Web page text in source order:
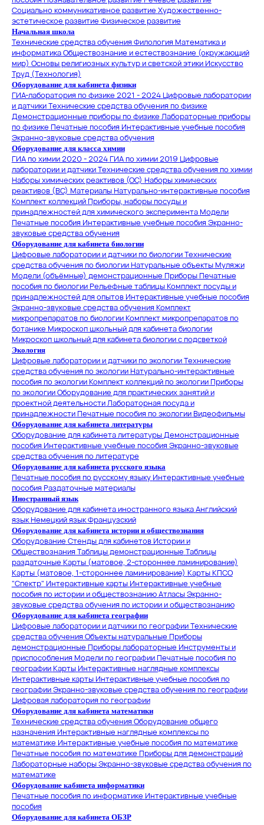
Социально коммуникативное развитие Художественно-
эстетическое развитие Физическое развитие
Начальная школа
Технические средства обученияФилологияМатематика и
информатикаОбществознание и естествознание (окружающий
мир) Основы религиозных культур и светской этики Искусство
Труд (Технология)
Оборудование для кабинета физики
ГИА-лаборатория по физике 2021 - 2024Цифровые лаборатории
и датчикиТехнические средства обучения по физике
Демонстрационные приборы по физике Лабораторные приборы
по физике Печатные пособия Интерактивные учебные пособия
Экранно-звуковые средства обучения
Оборудование для класса химии
ГИА по химии 2020 - 2024ГИА по химии 2019 Цифровые
лаборатории и датчикиТехнические средства обучения по химии
Наборы химических реактивов (ОС) Наборы химических
реактивов (ВС) МатериалыНатурально-интерактивные пособия
Комплект коллекцийПриборы, наборы посуды и
принадлежностей для химического экспериментаМодели
Печатные пособия Интерактивные учебные пособияЭкранно-
звуковые средства обучения
Оборудование для кабинета биологии
Цифровые лаборатории и датчики по биологииТехнические
средства обучения по биологииНатуральные объектыМуляжи
Модели (объёмные) демонстрационные ПриборыПечатные
пособия по биологииРельефные таблицыКомплект посуды и
принадлежностей для опытов Интерактивные учебные пособия
Экранно-звуковые средства обученияКомплект
микропрепаратов по биологииКомплект микропрепаратов по
ботанике Микроскоп школьный для кабинета биологии
Микроскоп школьный для кабинета биологии с подсветкой
Экология
Цифровые лаборатории и датчики по экологииТехнические
средства обучения по экологииНатурально-интерактивные
пособия по экологииКомплект коллекций по экологииПриборы
по экологииОборудование для практических занятий и
проектной деятельностиЛабораторная посуда и
принадлежностиПечатные пособия по экологииВидеофильмы
Оборудование для кабинета литературы
Оборудование для кабинета литературыДемонстрационные
пособия Интерактивные учебные пособияЭкранно-звуковые
средства обучения по литературе
Оборудование для кабинета русского языка
Печатные пособия по русскому языку Интерактивные учебные
пособияРаздаточные материалы
Иностранный язык
Оборудование для кабинета иностранного языкаАнглийский
языкНемецкий языкФранцузский
Оборудование для кабинета истории и обществознания
Оборудование Стенды для кабинетов Истории и
ОбществознанияТаблицы демонстрационные Таблицы
раздаточные Карты (матовое, 2-стороннее ламинирование)
Карты (матовое, 1-стороннее ламинирование) Карты КПСО
"Спектр" Интерактивные карты Интерактивные учебные
пособия по истории и обществознаниюАтласыЭкранно-
звуковые средства обучения по истории и обществознанию
Оборудование для кабинета географии
Цифровые лаборатории и датчики по географииТехнические
средства обученияОбъекты натуральные Приборы
демонстрационные Приборы лабораторные Инструменты и
приспособленияМодели по географииПечатные пособия по
географииКарты Интерактивные наглядные комплексы
Интерактивные карты Интерактивные учебные пособия по
географииЭкранно-звуковые средства обучения по географии
Цифровая лаборатория по географии
Оборудование для кабинета математики
Технические средства обученияОборудование общего
назначения Интерактивные наглядные комплексы по
математике Интерактивные учебные пособия по математике
Печатные пособия по математике Приборы для демонстраций
Лабораторные наборыЭкранно-звуковые средства обучения по
математике
Оборудование кабинета информатики
Печатные пособия по информатике Интерактивные учебные
пособия
Оборудование для кабинета ОБЗР